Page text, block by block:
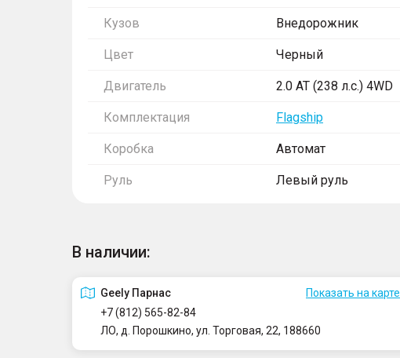
Кузов Внедорожник
Цвет Черный
Двигатель 2.0 AT (238 л.с.) 4WD
Комплектация Flagship
Коробка Автомат
Руль Левый руль
В наличии:
Geely Парнас
Показать на карте
+7 (812) 565-82-84
ЛО, д. Порошкино, ул. Торговая, 22, 188660